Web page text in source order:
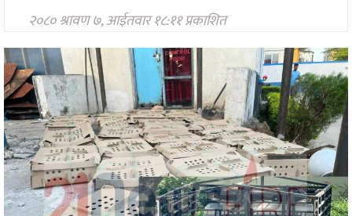
सूचना
प्रविधि
अन्तर्राष्ट्रिय
अन्तरवार्ता/
विचार
थप
२०८० श्रावण ७, आईतवार १८:११ प्रकाशित